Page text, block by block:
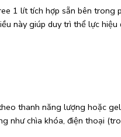
1 lít tích hợp sẵn bên
này giúp duy trì thể lực
thanh năng lượng hoặc
như chìa khóa, điện thoại